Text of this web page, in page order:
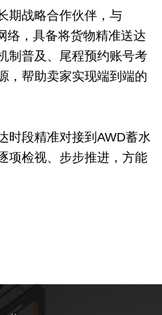
期战略合作伙伴，与
络，具备将货物精准送达
制普及、尾程预约账号考
，帮助卖家实现端到端的
时段精准对接到AWD蓄水
项检视、步步推进，方能